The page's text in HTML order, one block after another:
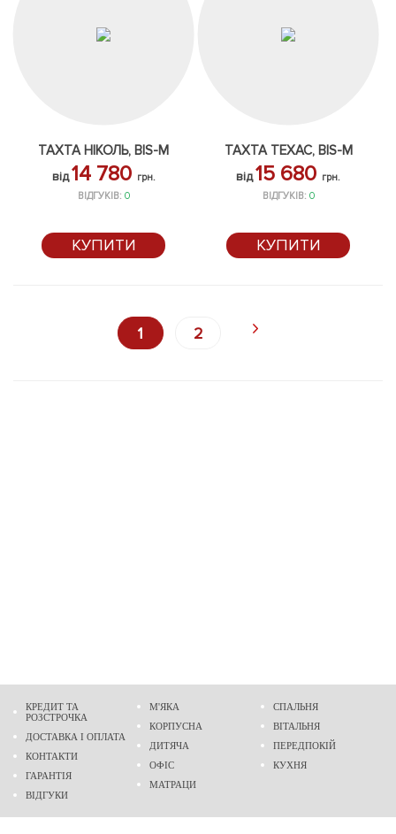
ТАХТА НІКОЛЬ, BIS-M
від14 780 грн.
ВІДГУКІВ: 0
КУПИТИ
ТАХТА ТЕХАС, BIS-M
від15 680 грн.
ВІДГУКІВ: 0
КУПИТИ
1 2
КРЕДИТ ТА
РОЗСТРОЧКА
ДОСТАВКА І ОПЛАТА
КОНТАКТИ
ГАРАНТІЯ
ВІДГУКИ
М'ЯКА
КОРПУСНА
ДИТЯЧА
ОФІС
МАТРАЦИ
СПАЛЬНЯ
ВІТАЛЬНЯ
ПЕРЕДПОКІЙ
КУХНЯ